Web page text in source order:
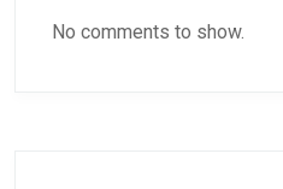
No comments to show.